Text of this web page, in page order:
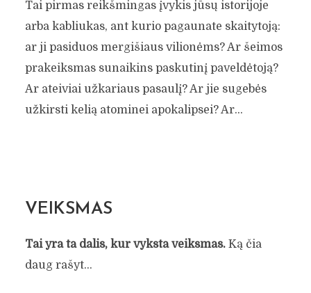
Tai pirmas reikšmingas įvykis jūsų istorijoje
arba kabliukas, ant kurio pagaunate skaitytoją:
ar ji pasiduos mergišiaus vilionėms? Ar šeimos
prakeiksmas sunaikins paskutinį paveldėtoją?
Ar ateiviai užkariaus pasaulį? Ar jie sugebės
užkirsti kelią atominei apokalipsei? Ar…
VEIKSMAS
Tai yra ta dalis, kur vyksta veiksmas.Ką čia
daug rašyt…